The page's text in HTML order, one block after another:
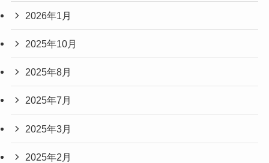
2026年1月
2025年10月
2025年8月
2025年7月
2025年3月
2025年2月